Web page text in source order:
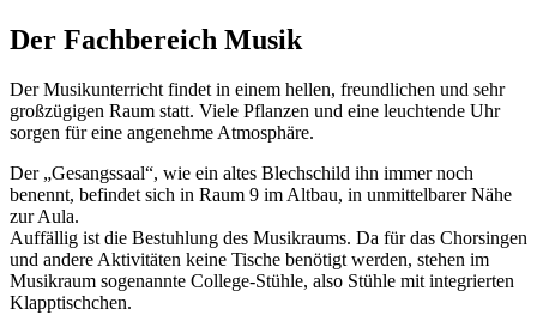
Der Fachbereich Musik
Der Musikunterricht findet in einem hellen, freundlichen und sehr
großzügigen Raum statt. Viele Pflanzen und eine leuchtende Uhr
sorgen für eine angenehme Atmosphäre.
Der „Gesangssaal“, wie ein altes Blechschild ihn immer noch
benennt, befindet sich in Raum 9 im Altbau, in unmittelbarer Nähe
zur Aula.
Auffällig ist die Bestuhlung des Musikraums. Da für das Chorsingen
und andere Aktivitäten keine Tische benötigt werden, stehen im
Musikraum sogenannte College-Stühle, also Stühle mit integrierten
Klapptischchen.